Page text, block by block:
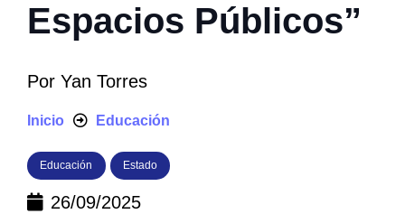
Espacios Públicos”
Por Yan Torres
Inicio Educación
Educación Estado
26/09/2025